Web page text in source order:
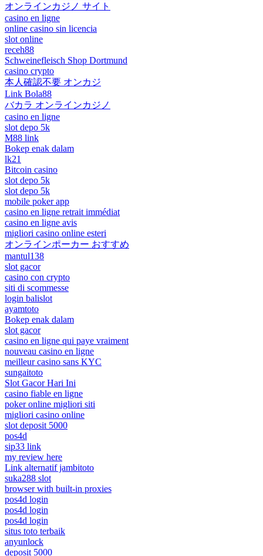
オンラインカジノ サイト
casino en ligne
online casino sin licencia
slot online
receh88
Schweinefleisch Shop Dortmund
casino crypto
本人確認不要 オンカジ
Link Bola88
バカラ オンラインカジノ
casino en ligne
slot depo 5k
M88 link
Bokep enak dalam
lk21
Bitcoin casino
slot depo 5k
slot depo 5k
mobile poker app
casino en ligne retrait immédiat
casino en ligne avis
migliori casino online esteri
オンラインポーカー おすすめ
mantul138
slot gacor
casino con crypto
siti di scommesse
login balislot
ayamtoto
Bokep enak dalam
slot gacor
casino en ligne qui paye vraiment
nouveau casino en ligne
meilleur casino sans KYC
sungaitoto
Slot Gacor Hari Ini
casino fiable en ligne
poker online migliori siti
migliori casino online
slot deposit 5000
pos4d
sip33 link
my review here
Link alternatif jambitoto
suka288 slot
browser with built-in proxies
pos4d login
pos4d login
pos4d login
situs toto terbaik
anyunlock
deposit 5000